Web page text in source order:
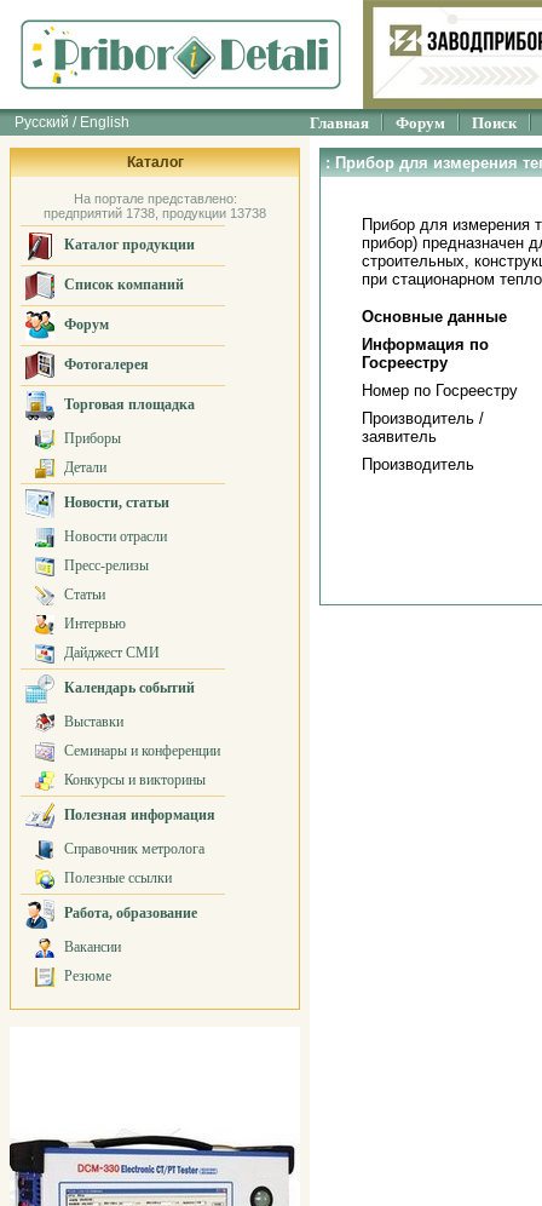
Русский / English Главная Форум Поиск
Каталог
На портале представлено:
предприятий 1738, продукции 13738
Каталог продукции
Список компаний
Форум
Фотогалерея
Торговая площадка
Приборы
Детали
Новости, статьи
Новости отрасли
Пресс-релизы
Статьи
Интервью
Дайджест СМИ
Календарь событий
Выставки
Семинары и конференции
Конкурсы и викторины
Полезная информация
Справочник метролога
Полезные ссылки
Работа, образование
Вакансии
Резюме
: Прибор для измерения
Прибор для измерения
прибор) предназначен
строительных,
при стационарном
Основные данные
Информация по
Госреестру
Номер по Госреестру
Производитель /
заявитель
Производитель